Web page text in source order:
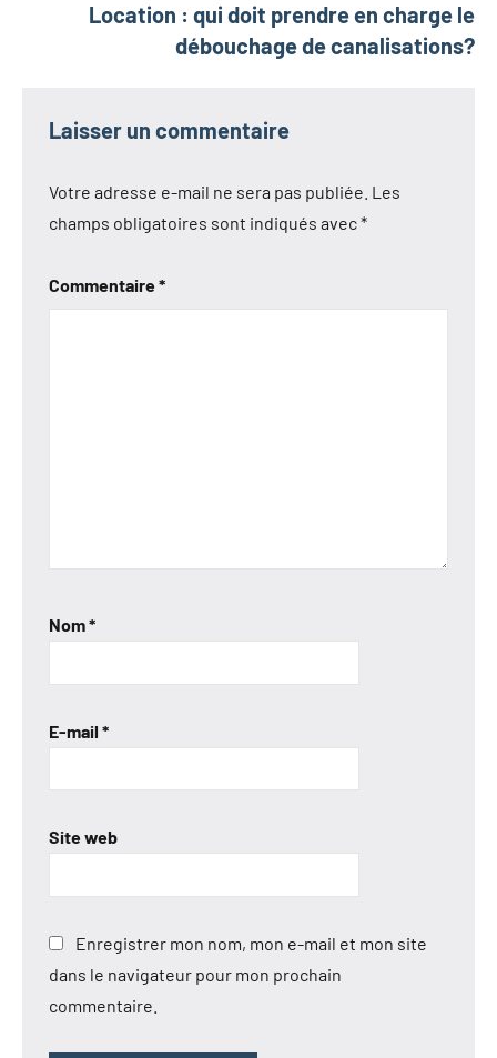
Location : qui doit prendre en charge le
débouchage de canalisations?
Laisser un commentaire
Votre adresse e-mail ne sera pas publiée. Les
champs obligatoires sont indiqués avec*
Commentaire*
Nom*
E-mail *
Site web
Enregistrer mon nom, mon e-mail et mon site
dans le navigateur pour mon prochain
commentaire.